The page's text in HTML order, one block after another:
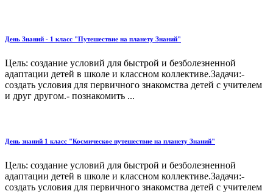
День Знаний - 1 класс "Путешествие на планету Знаний"
Цель: создание условий для быстрой и безболезненной
адаптации детей в школе и классном коллективе.Задачи:-
создать условия для первичного знакомства детей с учителем
и друг другом.- познакомить ...
День знаний 1 класс "Космическое путешествие на планету Знаний"
Цель: создание условий для быстрой и безболезненной
адаптации детей в школе и классном коллективе.Задачи:-
создать условия для первичного знакомства детей с учителем